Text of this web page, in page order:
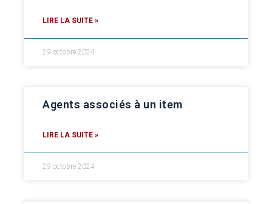
LIRE LA SUITE »
29 octobre 2024
Agents associés à un item
LIRE LA SUITE »
29 octobre 2024